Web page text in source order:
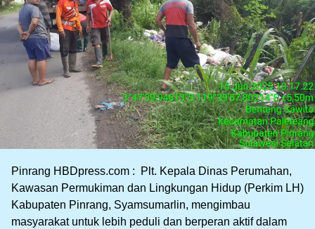
Pinrang HBDpress.com : Plt. Kepala Dinas Perumahan,
Kawasan Permukiman dan Lingkungan Hidup (Perkim LH)
Kabupaten Pinrang, Syamsumarlin, mengimbau
masyarakat untuk lebih peduli dan berperan aktif dalam